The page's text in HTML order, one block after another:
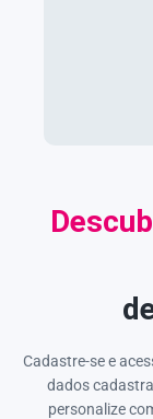
Cadastre-se e
dados
personalize